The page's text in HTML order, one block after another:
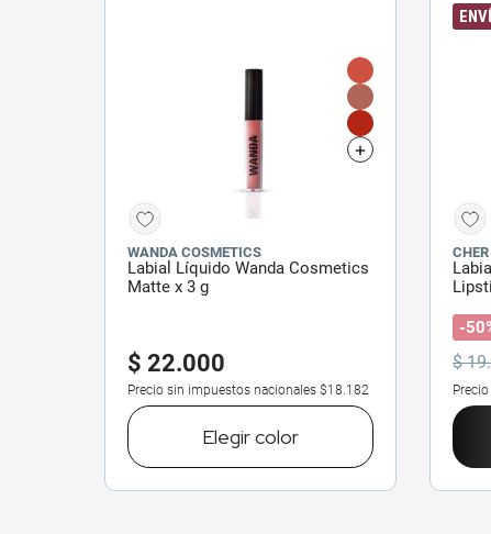
WANDA COSMETICS
Labial Líquido Wanda Cosmetics
Matte x 3 g
$ 22.000
Precio sin impuestos nacionales $18.182
Elegircolor
CHER
-
$ 19.